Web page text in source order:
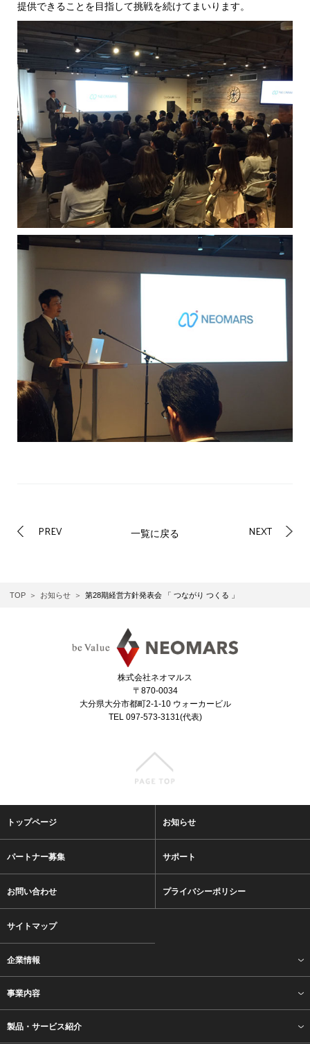
提供できることを目指して挑戦を続けてまいります。
PREV 一覧に戻る NEXT
TOP お知らせ 第28期経営方針発表会 「 つながり つくる 」
株式会社ネオマルス
〒870-0034
大分県大分市都町2-1-10 ウォーカービル
TEL 097-573-3131(代表)
トップページ お知らせ
パートナー募集 サポート
お問い合わせ プライバシーポリシー
サイトマップ
企業情報
事業内容
製品・サービス紹介